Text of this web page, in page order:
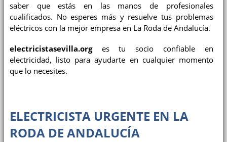
saber que estás en las manos de profesionales
cualificados. No esperes más y resuelve tus problemas
eléctricos con la mejor empresa en La Roda de Andalucía.
electricistasevilla.orges tu socio confiable en
electricidad, listo para ayudarte en cualquier momento
que lo necesites.
ELECTRICISTA URGENTE EN LA
RODA DE ANDALUCÍA